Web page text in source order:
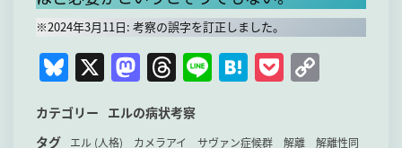
※2024年3月11日: 考察の誤字を訂正しました。
Bl
u
e
X M
a
st
T
hr
e
Li H P
カテゴリー エルの病状考察
タグ
エル (人格) カメラアイ サヴァン症候群 解離
解離性同